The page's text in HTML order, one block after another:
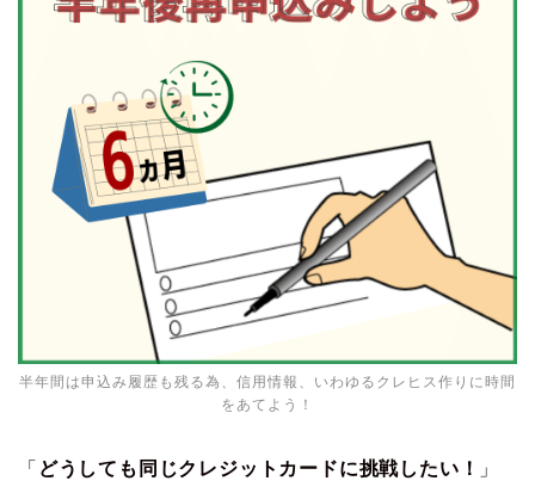
半年間は申込み履歴も残る為、信用情報、いわゆるクレヒス作りに時間
をあてよう！
「 どうしても同じクレジットカードに挑戦したい！ 」